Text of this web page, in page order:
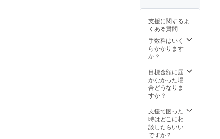
がいい
かお願
いしま
す。(混
在させ
るのも
提供元
(NO
IMAGE)
esign-
ec.com
りま
SKH57
の成分
表は 炭
素
1.25%
グステ
ン
10%
モリブ
3.5%
クロム
4% バ
ナジウ
支援に関するよ
くある質問
手数料はいく
らかかります
か？
目標金額に届
かなかった場
合どうなりま
すか？
支援で困った
時はどこに相
談したらいい
ですか？